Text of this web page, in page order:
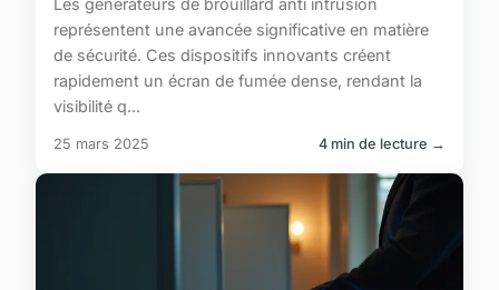
Les générateurs de brouillard anti intrusion
représentent une avancée significative en matière
de sécurité. Ces dispositifs innovants créent
rapidement un écran de fumée dense, rendant la
visibilité q...
25 mars 2025 4 min de lecture →